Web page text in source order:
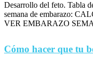
Desarrollo del feto. Tabla
semana de embarazo:
VER EMBARAZO
Cómo hacer que tu